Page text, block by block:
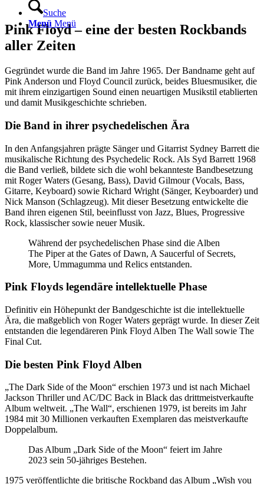
Suche
Menü Menü
Pink Floyd – eine der besten Rockbands
aller Zeiten
Gegründet wurde die Band im Jahre 1965. Der Bandname geht auf
Pink Anderson und Floyd Council zurück, beides Bluesmusiker, die
mit ihrem einzigartigen Sound einen neuartigen Musikstil etablierten
und damit Musikgeschichte schrieben.
Die Band in ihrer psychedelischen Ära
In den Anfangsjahren prägte Sänger und Gitarrist Sydney Barrett die
musikalische Richtung des Psychedelic Rock. Als Syd Barrett 1968
die Band verließ, bildete sich die wohl bekannteste Bandbesetzung
mit Roger Waters (Gesang, Bass), David Gilmour (Vocals, Bass,
Gitarre, Keyboard) sowie Richard Wright (Sänger, Keyboarder) und
Nick Manson (Schlagzeug). Mit dieser Besetzung entwickelte die
Band ihren eigenen Stil, beeinflusst von Jazz, Blues, Progressive
Rock, klassischer sowie neuer Musik.
Während der psychedelischen Phase sind die Alben
The Piper at the Gates of Dawn, A Saucerful of Secrets,
More, Ummagumma und Relics entstanden.
Pink Floyds legendäre intellektuelle Phase
Definitiv ein Höhepunkt der Bandgeschichte ist die intellektuelle
Ära, die maßgeblich von Roger Waters geprägt wurde. In dieser Zeit
entstanden die legendäreren Pink Floyd Alben The Wall sowie The
Final Cut.
Die besten Pink Floyd Alben
„The Dark Side of the Moon“ erschien 1973 und ist nach Michael
Jackson Thriller und AC/DC Back in Black das drittmeistverkaufte
Album weltweit. „The Wall“, erschienen 1979, ist bereits im Jahr
1984 mit 30 Millionen verkauften Exemplaren das meistverkaufte
Doppelalbum.
Das Album „Dark Side of the Moon“ feiert im Jahre
2023 sein 50-jähriges Bestehen.
1975 veröffentlichte die britische Rockband das Album „Wish you